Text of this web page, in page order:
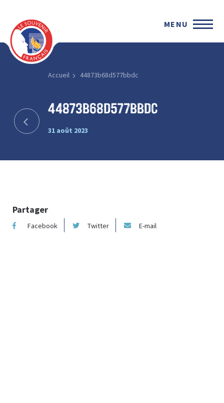
MENU
Accueil 44873b68d577bbdc
44873b68d577bbdc
31 août 2023
Partager
Facebook Twitter E-mail